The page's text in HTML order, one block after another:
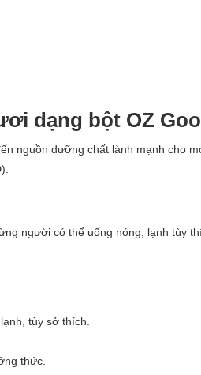
dạng bột OZ
nguồn dưỡng chất lành mạnh cho
người có thể uống nóng, lạnh
tùy sở thích.
thức.